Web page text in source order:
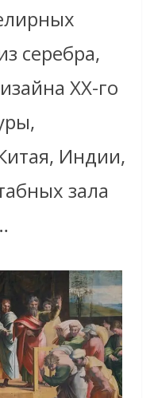
серебра,
XX-го
Индии,
зала